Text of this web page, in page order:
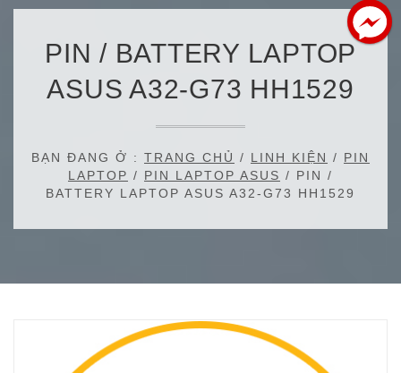
PIN / BATTERY LAPTOP
ASUS A32-G73 HH1529
BẠN ĐANG Ở : TRANG CHỦ / LINH KIỆN / PIN
LAPTOP / PIN LAPTOP ASUS / PIN /
BATTERY LAPTOP ASUS A32-G73 HH1529